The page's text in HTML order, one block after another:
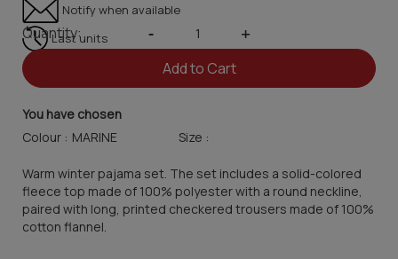
Notify when available
Last units
Quantity: - +
Add to Cart
You have chosen
Colour :
Size :
Warm winter pajama set. The set includes a solid-colored
fleece top made of 100% polyester with a round neckline,
paired with long, printed checkered trousers made of 100%
cotton flannel.